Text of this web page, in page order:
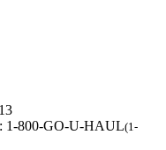
1-800-GO-U-HAUL(1-